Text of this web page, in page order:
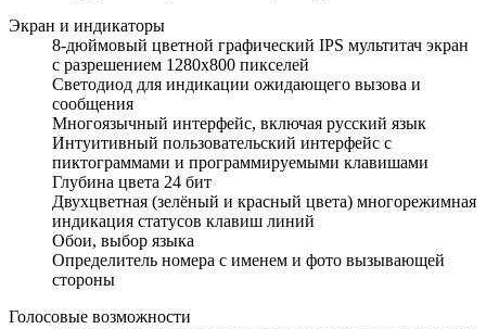
Экран и индикаторы
8-дюймовый цветной графический IPS мультитач экран
c разрешением 1280x800 пикселей
Светодиод для индикации ожидающего вызова и
сообщения
Многоязычный интерфейс, включая русский язык
Интуитивный пользовательский интерфейс с
пиктограммами и программируемыми клавишами
Глубина цвета 24 бит
Двухцветная (зелёный и красный цвета) многорежимная
индикация статусов клавиш линий
Обои, выбор языка
Определитель номера с именем и фото вызывающей
стороны
Голосовые возможности